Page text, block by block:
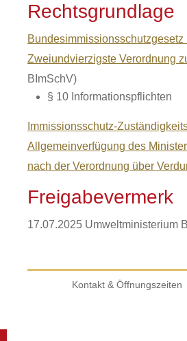
Rechtsgrundlage
Bundesimmissionsschutzgesetz
Zweiundvierzigste Verordnung
BImSchV)
§ 10 Informationspflichten
Immissionsschutz-
Allgemeinverfügung des
nach der Verordnung über
Freigabevermerk
17.07.2025 Umweltministerium
Kontakt & Öffnungszeiten